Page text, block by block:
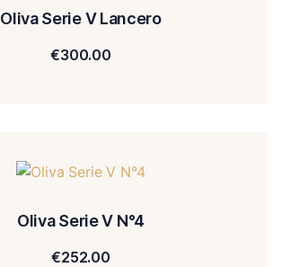
Oliva Serie V Lancero
€300.00
Oliva Serie V N°4
€252.00